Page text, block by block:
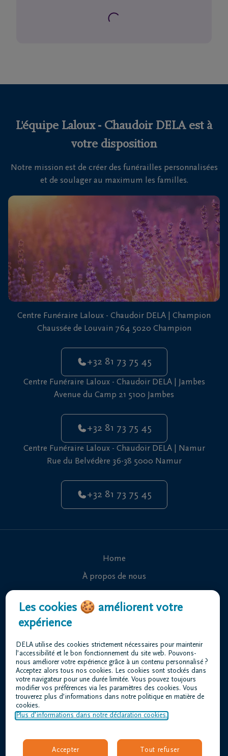
décès
centres
funéraires
posées
Nous
sommes
là pour
24h/24
75
L'équipe Laloux - Chaudoir DELA est à
votre disposition
Notre mission est de créer des funérailles personnalisées
et de soulager au maximum les familles.
Centre Funéraire Laloux - Chaudoir DELA | Champion
Chaussée de Louvain 764 5020 Champion
+32 81 73 75 45
Centre Funéraire Laloux - Chaudoir DELA | Jambes
Avenue du Camp 21 5100 Jambes
+32 81 73 75 45
Centre Funéraire Laloux - Chaudoir DELA | Namur
Rue du Belvédère 36-38 5000 Namur
+32 81 73 75 45
Home
À propos de nous
Organiser des funérailles
Nos centres funéraires
Questions fréquemment posées
Conditions d'utilisation
Déclaration relative à la vie privée
Déclaration d’accessibilité
Les cookies 🍪 améliorent votre
expérience
DELA utilise des cookies strictement nécessaires pour maintenir
l’accessibilité et le bon fonctionnement du site web. Pouvons-
nous améliorer votre expérience grâce à un contenu personnalisé ?
Acceptez alors tous nos cookies. Les cookies sont stockés dans
votre navigateur pour une durée limitée. Vous pouvez toujours
modifier vos préférences via les paramètres des cookies. Vous
trouverez plus d’informations dans notre politique en matière de
cookies.
Plus d’informations dans notre déclaration cookies.
Accepter Tout refuser